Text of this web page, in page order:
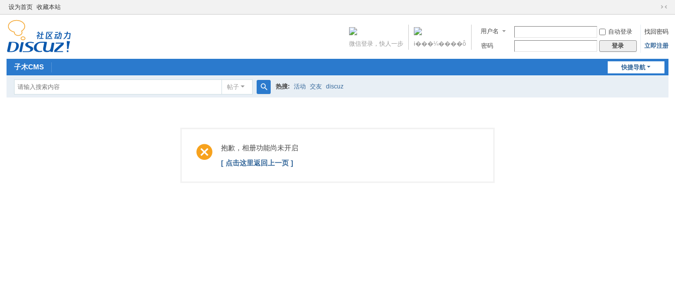
设为首页 收藏本站
切
到
窄
用户名 自动登录
找回密码
密码
登录 立即注册
ɨ���¼����ȫ
微信登录，快人一步
快捷导航
子木CMS
帖子 热搜: 活动 交友 discuz
抱歉，相册功能尚未开启
[ 点击这里返回上一页 ]